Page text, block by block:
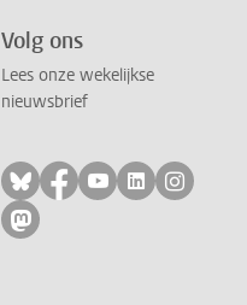
Volg ons
Lees onze wekelijkse
nieuwsbrief
Volg ons op bluesky
Volg ons op
Volg ons op
Volg ons
Volg
Volg ons op mastodon